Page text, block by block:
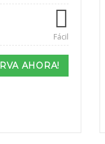
Fácil
AHORA!